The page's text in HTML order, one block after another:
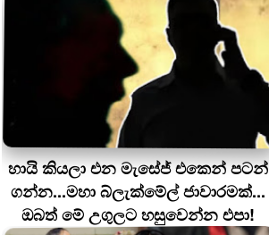
හායි කියලා එන මැසේජ් එකෙන් පටන්
ගන්න...මහා බ්ලැක්මේල් ජාවාරමක්...
ඔබත් මේ උගුලට හසුවෙන්න එපා!